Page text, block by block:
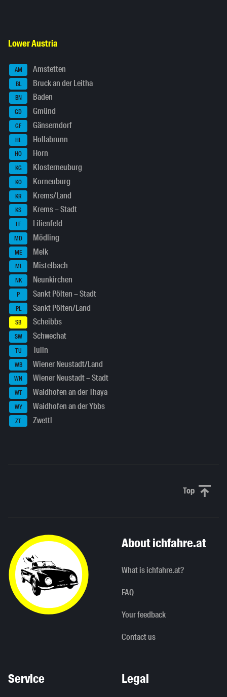
Lower Austria
AM Amstetten
BL Bruck an der Leitha
BN Baden
GD Gmünd
GF Gänserndorf
HL Hollabrunn
HO Horn
KG Klosterneuburg
KO Korneuburg
KR Krems/Land
KS Krems – Stadt
LF Lilienfeld
MD Mödling
ME Melk
MI Mistelbach
NK Neunkirchen
P Sankt Pölten – Stadt
PL Sankt Pölten/Land
SB Scheibbs
SW Schwechat
TU Tulln
WB Wiener Neustadt/Land
WN Wiener Neustadt – Stadt
WT Waidhofen an der Thaya
WY Waidhofen an der Ybbs
ZT Zwettl
Top Scroll
About ichfahre.at
What is ichfahre.at?
FAQ
Your feedback
Contact us
Service Legal